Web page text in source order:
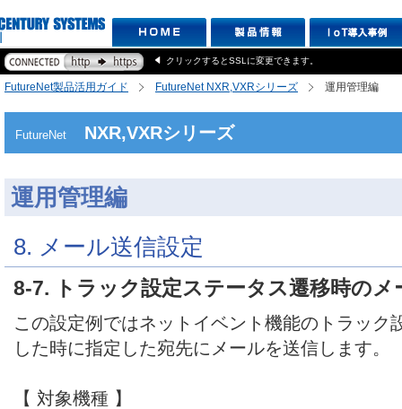
クリックするとSSLに変更できます。
FutureNet製品活用ガイド FutureNet NXR,VXRシリーズ 運用管理編
FutureNet NXR,VXRシリーズ
運用管理編
8. メール送信設定
8-7. トラック設定ステータス遷移時のメ
この設定例ではネットイベント機能のトラック
した時に指定した宛先にメールを送信します。
【 対象機種 】